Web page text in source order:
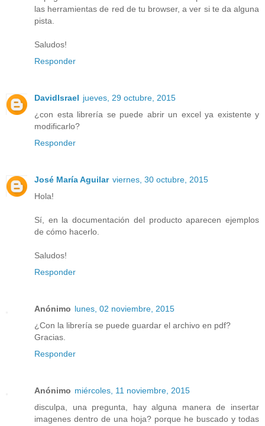
las herramientas de red de tu browser, a ver si te da alguna
pista.
Saludos!
Responder
DavidIsrael jueves, 29 octubre, 2015
¿con esta librería se puede abrir un excel ya existente y
modificarlo?
Responder
José María Aguilar viernes, 30 octubre, 2015
Hola!
Sí, en la documentación del producto aparecen ejemplos
de cómo hacerlo.
Saludos!
Responder
Anónimo lunes, 02 noviembre, 2015
¿Con la librería se puede guardar el archivo en pdf?
Gracias.
Responder
Anónimo miércoles, 11 noviembre, 2015
disculpa, una pregunta, hay alguna manera de insertar
imagenes dentro de una hoja? porque he buscado y todas